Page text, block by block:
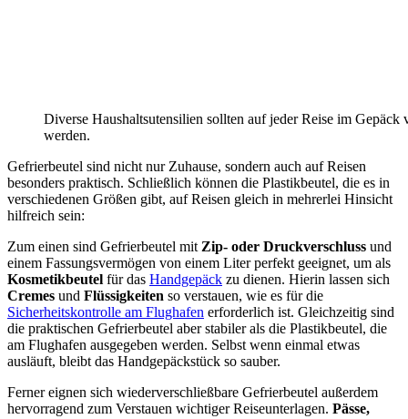
Diverse Haushaltsutensilien sollten auf jeder Reise im Gepäck
werden.
Gefrierbeutel sind nicht nur Zuhause, sondern auch auf Reisen
besonders praktisch. Schließlich können die Plastikbeutel, die es in
verschiedenen Größen gibt, auf Reisen gleich in mehrerlei Hinsicht
hilfreich sein:
Zum einen sind Gefrierbeutel mit Zip- oder Druckverschluss und
einem Fassungsvermögen von einem Liter perfekt geeignet, um als
Kosmetikbeutel für das Handgepäck zu dienen. Hierin lassen sich
Cremes und Flüssigkeiten so verstauen, wie es für die
Sicherheitskontrolle am Flughafen erforderlich ist. Gleichzeitig sind
die praktischen Gefrierbeutel aber stabiler als die Plastikbeutel, die
am Flughafen ausgegeben werden. Selbst wenn einmal etwas
ausläuft, bleibt das Handgepäckstück so sauber.
Ferner eignen sich wiederverschließbare Gefrierbeutel außerdem
hervorragend zum Verstauen wichtiger Reiseunterlagen. Pässe,